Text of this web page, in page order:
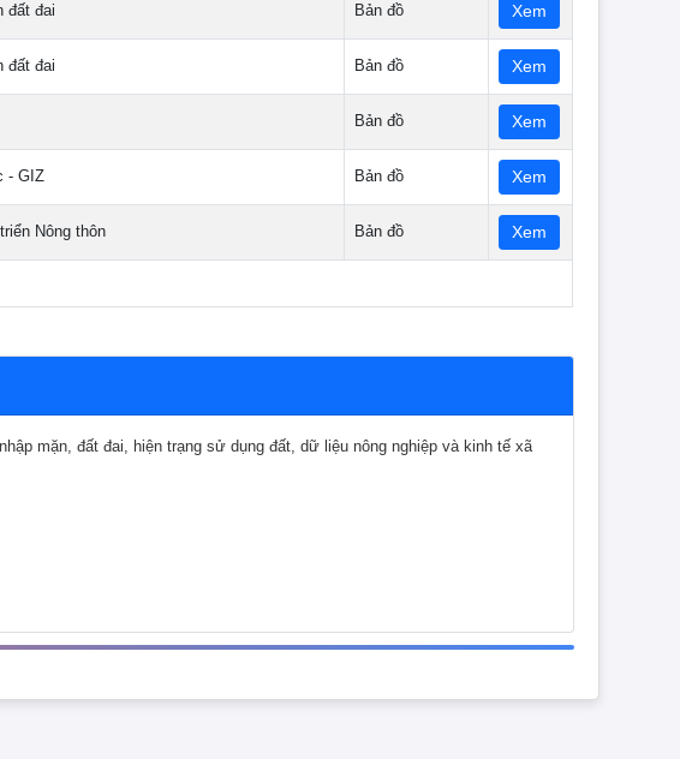
đất đai Bản đồ Xem
đất đai Bản đồ Xem
Bản đồ Xem
- GIZ Bản đồ Xem
Nông thôn Bản đồ Xem
mặn, đất đai, hiện trạng sử dụng đất, dữ liệu nông nghiệp và kinh tế xã